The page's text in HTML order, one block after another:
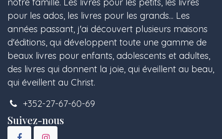
pour les ados, les livres pour les grands... Les
années passant, j'ai découvert plusieurs maisons
d'éditions, qui développent toute une gamme de
beaux livres pour enfants, adolescents et adultes,
des livres qui donnent la joie, qui éveillent au beau,
qui éveillent au Christ.
+352-27-67-60-69
Suivez-nous